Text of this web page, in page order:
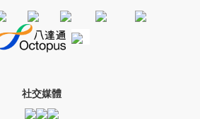
社交媒體